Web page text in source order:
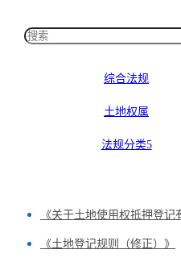
综合法规
土地权属
法规分类5
《关于土地使用权抵押登记
《土地登记规则（修正）》